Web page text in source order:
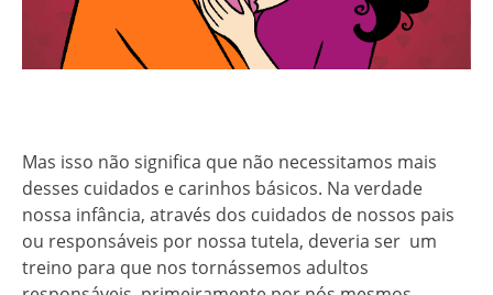
Mas isso não significa que não necessitamos mais
desses cuidados e carinhos básicos. Na verdade
nossa infância, através dos cuidados de nossos pais
ou responsáveis por nossa tutela, deveria ser um
treino para que nos tornássemos adultos